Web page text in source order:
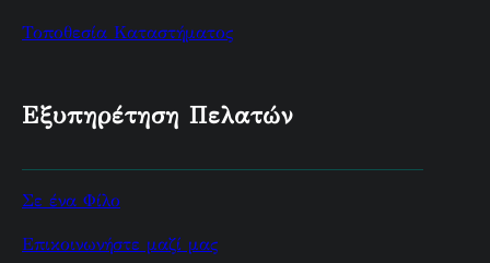
Τοποθεσία Καταστήματος
Εξυπηρέτηση Πελατών
Σε ένα Φίλο
Επικοινωνήστε μαζί μας